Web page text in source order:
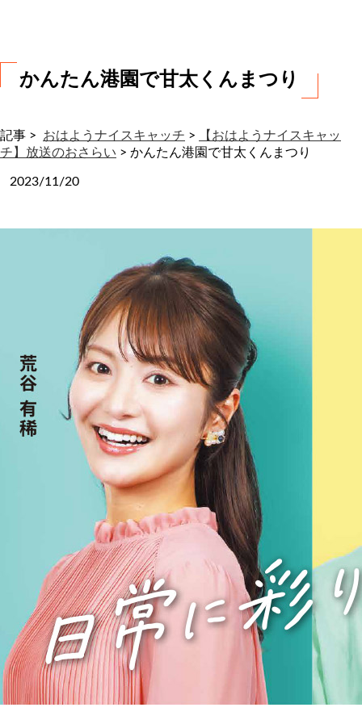
かんたん港園で甘太くんまつり
記事 > おはようナイスキャッチ >
【おはようナイスキャッ
チ】放送のおさらい > かんたん港園で甘太くんまつり
2023/11/20